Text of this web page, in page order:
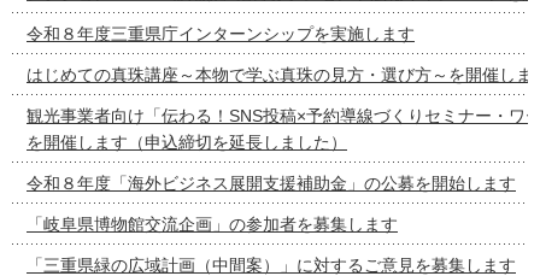
令和８年度三重県庁インターンシップを実施します
はじめての真珠講座～本物で学ぶ真珠の見方・選び方～を開催しま
観光事業者向け「伝わる！SNS投稿×予約導線づくりセミナー・ワ
を開催します（申込締切を延長しました）
令和８年度「海外ビジネス展開支援補助金」の公募を開始します
「岐阜県博物館交流企画」の参加者を募集します
「三重県緑の広域計画（中間案）」に対するご意見を募集します